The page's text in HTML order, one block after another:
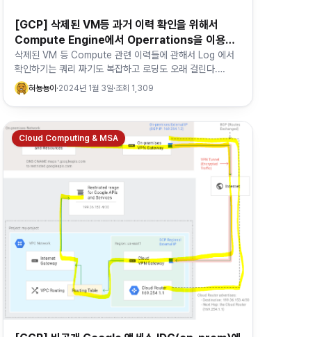
[GCP] 삭제된 VM등 과거 이력 확인을 위해서
Compute Engine에서 Operrations을 이용하
는 방법
삭제된 VM 등 Compute 관련 이력들에 관해서 Log 에서
확인하기는 쿼리 짜기도 복잡하고 로딩도 오래 걸린다.
Compute Engine → Operations 에 들어가면 삭제된
VM등 과…
혀뇽뇽이·2024년 1월 3일·조회 1,309
Cloud Computing & MSA